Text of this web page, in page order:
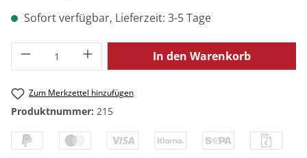
Sofort verfügbar, Lieferzeit: 3-5 Tage
Produkt Anzahl: Gib den gewünschten
In den Warenkorb
Zum Merkzettel hinzufügen
Produktnummer: 215